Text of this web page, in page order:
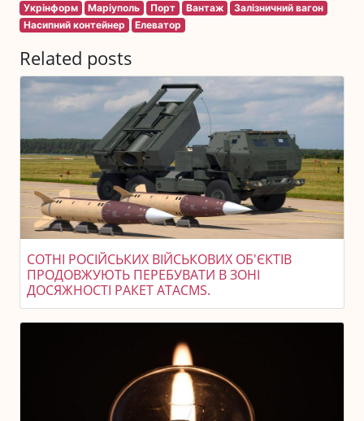
Укрінформ Маріуполь Порт Вантаж
Залізничний вагон
Насипний контейнер
Елеватор
Related posts
СОТНІ РОСІЙСЬКИХ ВІЙСЬКОВИХ ОБ'ЄКТІВ
ПРОДОВЖУЮТЬ ПЕРЕБУВАТИ В ЗОНІ
ДОСЯЖНОСТІ РАКЕТ ATACMS.